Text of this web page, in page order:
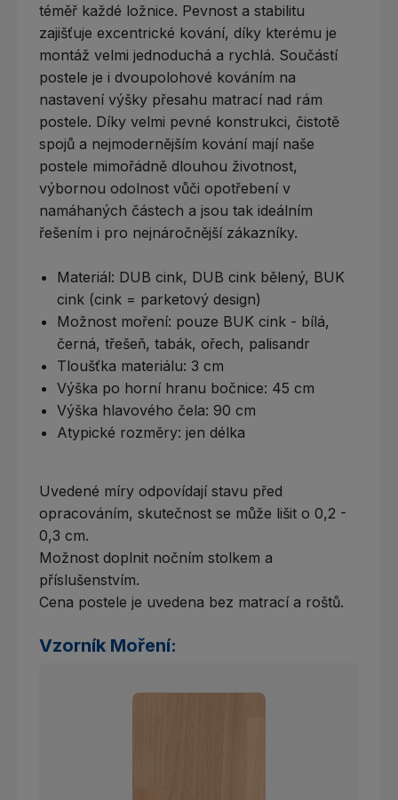
téměř každé ložnice. Pevnost a stabilitu
zajišťuje excentrické kování, díky kterému je
montáž velmi jednoduchá a rychlá. Součástí
postele je i dvoupolohové kováním na
nastavení výšky přesahu matrací nad rám
postele. Díky velmi pevné konstrukci, čistotě
spojů a nejmodernějším kování mají naše
postele mimořádně dlouhou životnost,
výbornou odolnost vůči opotřebení v
namáhaných částech a jsou tak ideálním
řešením i pro nejnáročnější zákazníky.
Materiál: DUB cink, DUB cink bělený, BUK
cink (cink = parketový design)
Možnost moření: pouze BUK cink - bílá,
černá, třešeň, tabák, ořech, palisandr
Tloušťka materiálu: 3 cm
Výška po horní hranu bočnice: 45 cm
Výška hlavového čela: 90 cm
Atypické rozměry: jen délka
Uvedené míry odpovídají stavu před
opracováním, skutečnost se může lišit o 0,2 -
0,3 cm.
Možnost doplnit nočním stolkem a
příslušenstvím.
Cena postele je uvedena bez matrací a roštů.
Vzorník Moření: